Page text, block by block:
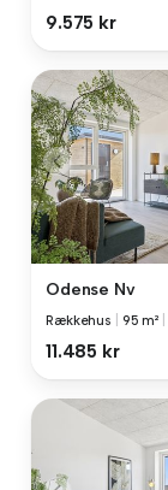
9.575 kr
Odense Nv
Rækkehus 95 m²
11.485 kr